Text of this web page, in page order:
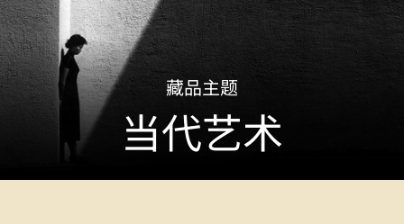
藏品主题
当代艺术